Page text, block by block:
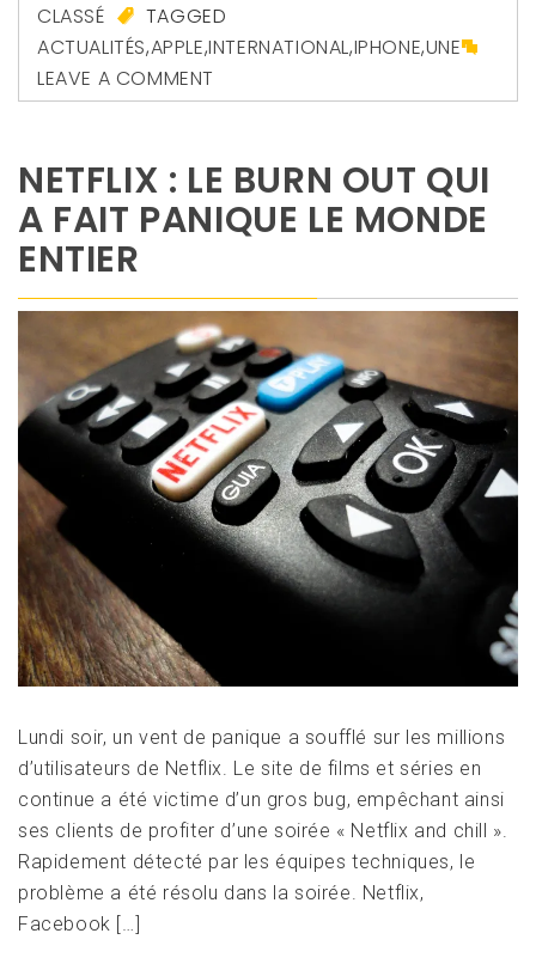
CLASSÉ
TAGGED
ACTUALITÉS,APPLE,INTERNATIONAL,IPHONE,UNE
LEAVE A COMMENT
NETFLIX : LE BURN OUT QUI
A FAIT PANIQUE LE MONDE
ENTIER
Lundi soir, un vent de panique a soufflé sur les millions
d’utilisateurs de Netflix. Le site de films et séries en
continue a été victime d’un gros bug, empêchant ainsi
ses clients de profiter d’une soirée « Netflix and chill ».
Rapidement détecté par les équipes techniques, le
problème a été résolu dans la soirée. Netflix,
Facebook […]